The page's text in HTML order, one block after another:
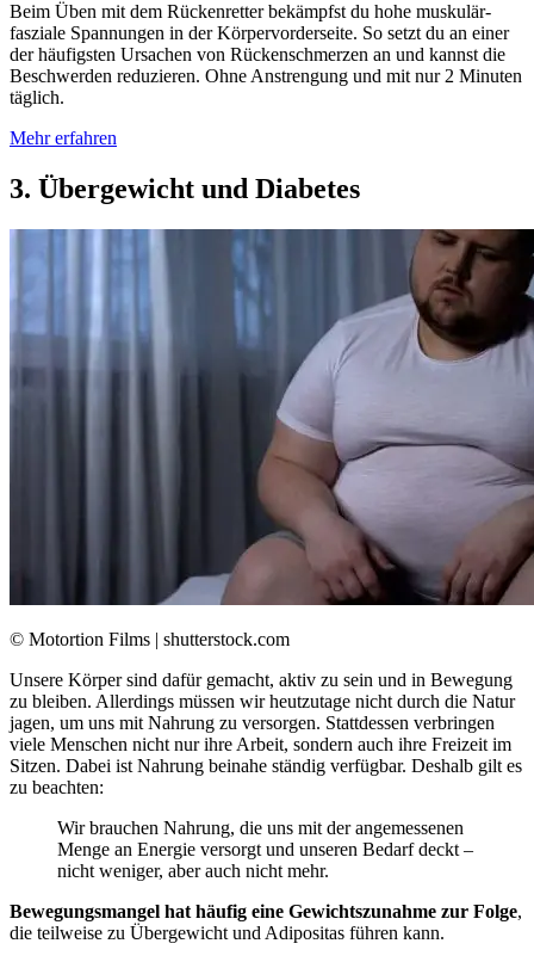
Beim Üben mit dem Rückenretter bekämpfst du hohe muskulär-
fasziale Spannungen in der Körpervorderseite. So setzt du an einer
der häufigsten Ursachen von Rückenschmerzen an und kannst die
Beschwerden reduzieren. Ohne Anstrengung und mit nur 2 Minuten
täglich.
Mehr erfahren
3. Übergewicht und Diabetes
© Motortion Films | shutterstock.com
Unsere Körper sind dafür gemacht, aktiv zu sein und in Bewegung
zu bleiben. Allerdings müssen wir heutzutage nicht durch die Natur
jagen, um uns mit Nahrung zu versorgen. Stattdessen verbringen
viele Menschen nicht nur ihre Arbeit, sondern auch ihre Freizeit im
Sitzen. Dabei ist Nahrung beinahe ständig verfügbar. Deshalb gilt es
zu beachten:
Wir brauchen Nahrung, die uns mit der angemessenen
Menge an Energie versorgt und unseren Bedarf deckt –
nicht weniger, aber auch nicht mehr.
Bewegungsmangel hat häufig eine Gewichtszunahme zur Folge,
die teilweise zu Übergewicht und Adipositas führen kann.